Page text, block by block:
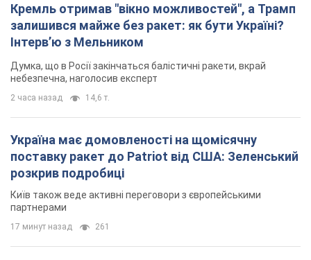
Кремль отримав "вікно можливостей", а Трамп
залишився майже без ракет: як бути Україні?
Інтерв’ю з Мельником
Думка, що в Росії закінчаться балістичні ракети, вкрай
небезпечна, наголосив експерт
2 часа назад 14,6 т.
Україна має домовленості на щомісячну
поставку ракет до Patriot від США: Зеленський
розкрив подробиці
Київ також веде активні переговори з європейськими
партнерами
17 минут назад 261